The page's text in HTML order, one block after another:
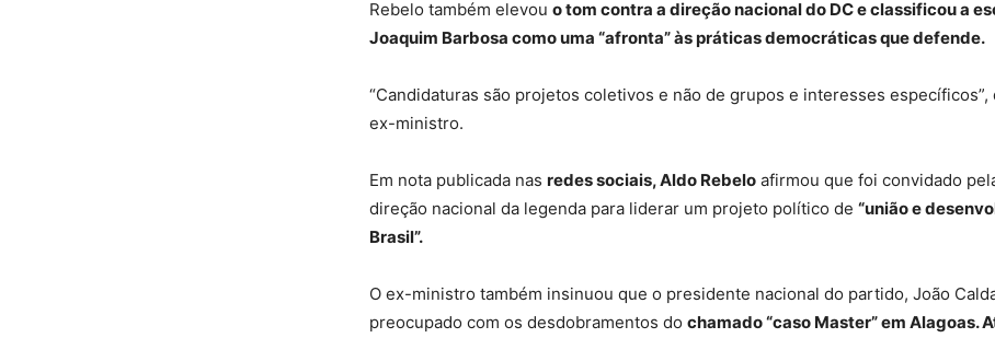
Rebelo também elevou o tom contra a direção nacional do DC e classificou a
Joaquim Barbosa como uma “afronta” às práticas democráticas que defende.
“Candidaturas são projetos coletivos e não de grupos e interesses específicos”,
ex-ministro.
Em nota publicada nas redes sociais, Aldo Rebelo afirmou que foi convidado
direção nacional da legenda para liderar um projeto político de “união e
Brasil”.
O ex-ministro também insinuou que o presidente nacional do partido, João
preocupado com os desdobramentos do chamado “caso Master” em Alagoas.